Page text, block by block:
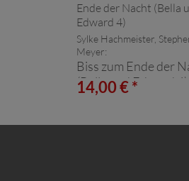
Sylke Hachmeister,
Meyer:
Biss zum Ende der
(Bella und Edward 4)
14,00 € *